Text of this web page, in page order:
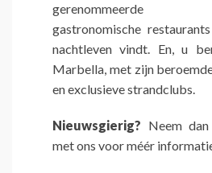
gerenommeerde
gastronomische
nachtleven vindt. En, u
Marbella, met zijn
en exclusieve strandclubs.
Nieuwsgierig? Neem
met ons voor méér